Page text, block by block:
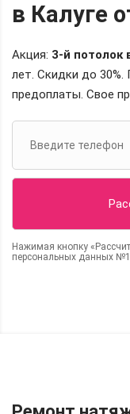
в Калуге
Акция: 3-й потолок
лет. Скидки до 30%.
предоплаты. Свое
Нажимая кнопку
персональных данных